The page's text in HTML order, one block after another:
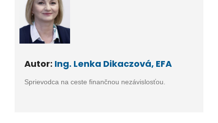
Autor: Ing. Lenka Dikaczová, EFA
Sprievodca na ceste finančnou nezávislosťou.